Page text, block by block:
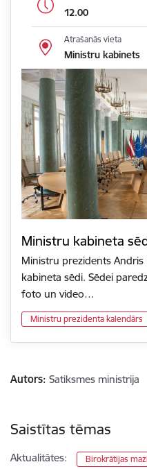
12.00
Atrašanās vieta
Ministru kabinets
Ministru kabineta
Ministru prezidents
kabineta sēdi. Sēdei
foto un video…
Ministru prezidenta kalendārs
Autors: Satiksmes ministrija
Saistītas tēmas
Aktualitātes: Birokrātijas